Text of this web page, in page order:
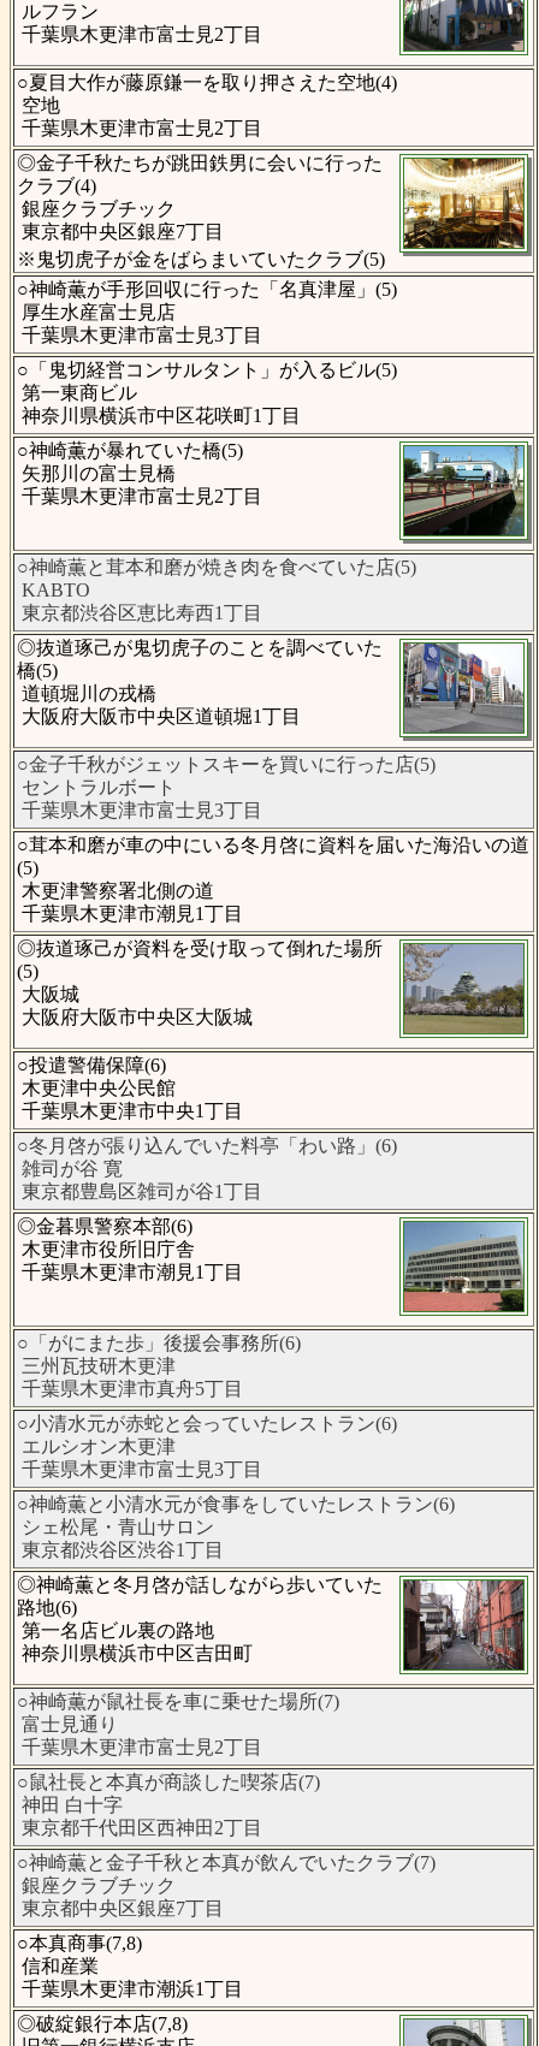
ルフラン
千葉県木更津市富士見2丁目
○夏目大作が藤原鎌一を取り押さえた空地(4)
空地
千葉県木更津市富士見2丁目
◎金子千秋たちが跳田鉄男に会いに行った
クラブ(4)
銀座クラブチック
東京都中央区銀座7丁目
※鬼切虎子が金をばらまいていたクラブ(5)
○神崎薫が手形回収に行った「名真津屋」(5)
厚生水産富士見店
千葉県木更津市富士見3丁目
○「鬼切経営コンサルタント」が入るビル(5)
第一東商ビル
神奈川県横浜市中区花咲町1丁目
○神崎薫が暴れていた橋(5)
矢那川の富士見橋
千葉県木更津市富士見2丁目
○神崎薫と茸本和磨が焼き肉を食べていた店(5)
KABTO
東京都渋谷区恵比寿西1丁目
◎抜道琢己が鬼切虎子のことを調べていた
橋(5)
道頓堀川の戎橋
大阪府大阪市中央区道頓堀1丁目
○金子千秋がジェットスキーを買いに行った店(5)
セントラルボート
千葉県木更津市富士見3丁目
○茸本和磨が車の中にいる冬月啓に資料を届いた海沿いの道
(5)
木更津警察署北側の道
千葉県木更津市潮見1丁目
◎抜道琢己が資料を受け取って倒れた場所
(5)
大阪城
大阪府大阪市中央区大阪城
○投遣警備保障(6)
木更津中央公民館
千葉県木更津市中央1丁目
○冬月啓が張り込んでいた料亭「わい路」(6)
雑司が谷 寛
東京都豊島区雑司が谷1丁目
◎金暮県警察本部(6)
木更津市役所旧庁舎
千葉県木更津市潮見1丁目
○「がにまた歩」後援会事務所(6)
三州瓦技研木更津
千葉県木更津市真舟5丁目
○小清水元が赤蛇と会っていたレストラン(6)
エルシオン木更津
千葉県木更津市富士見3丁目
○神崎薫と小清水元が食事をしていたレストラン(6)
シェ松尾・青山サロン
東京都渋谷区渋谷1丁目
◎神崎薫と冬月啓が話しながら歩いていた
路地(6)
第一名店ビル裏の路地
神奈川県横浜市中区吉田町
○神崎薫が鼠社長を車に乗せた場所(7)
富士見通り
千葉県木更津市富士見2丁目
○鼠社長と本真が商談した喫茶店(7)
神田 白十字
東京都千代田区西神田2丁目
○神崎薫と金子千秋と本真が飲んでいたクラブ(7)
銀座クラブチック
東京都中央区銀座7丁目
○本真商事(7,8)
信和産業
千葉県木更津市潮浜1丁目
◎破綻銀行本店(7,8)